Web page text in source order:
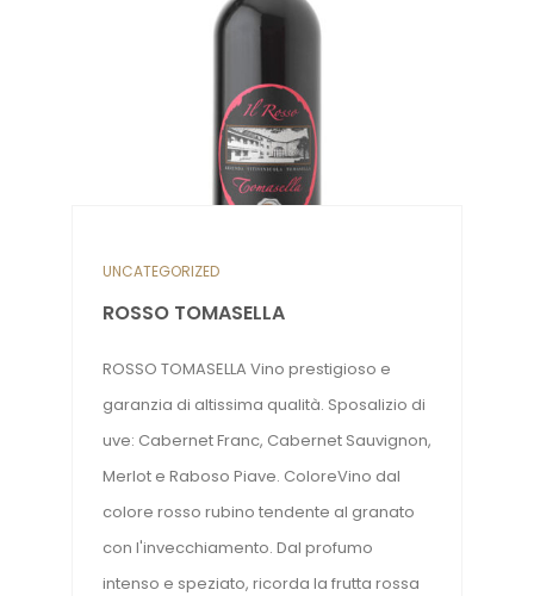
UNCATEGORIZED
ROSSO TOMASELLA
ROSSO TOMASELLA Vino prestigioso e
garanzia di altissima qualità. Sposalizio di
uve: Cabernet Franc, Cabernet Sauvignon,
Merlot e Raboso Piave. ColoreVino dal
colore rosso rubino tendente al granato
con l'invecchiamento. Dal profumo
intenso e speziato, ricorda la frutta rossa